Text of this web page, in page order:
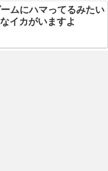
ムにハマってるみたい
イカがいますよ